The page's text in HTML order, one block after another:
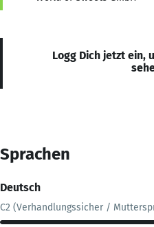
Logg Dich jetzt ein,
Sprachen
Deutsch
C2 (Verhandlungssicher /